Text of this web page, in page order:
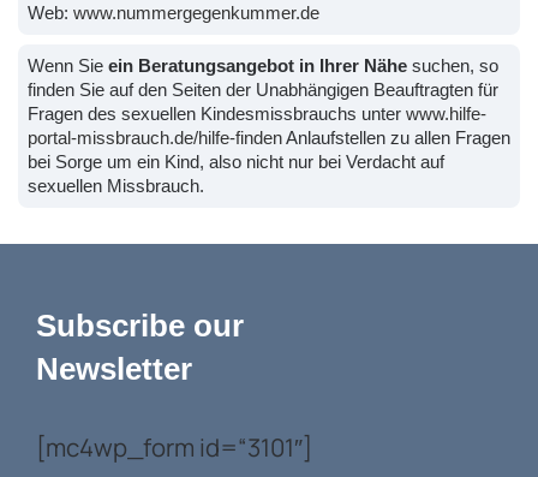
Web: www.nummergegenkummer.de
Wenn Sie ein Beratungsangebot in Ihrer Nähe suchen, so
finden Sie auf den Seiten der Unabhängigen Beauftragten für
Fragen des sexuellen Kindesmissbrauchs unter www.hilfe-
portal-missbrauch.de/hilfe-findenAnlaufstellen zu allen Fragen
bei Sorge um ein Kind, also nicht nur bei Verdacht auf
sexuellen Missbrauch.
Subscribe our
Newsletter
[mc4wp_form id=“3101″]